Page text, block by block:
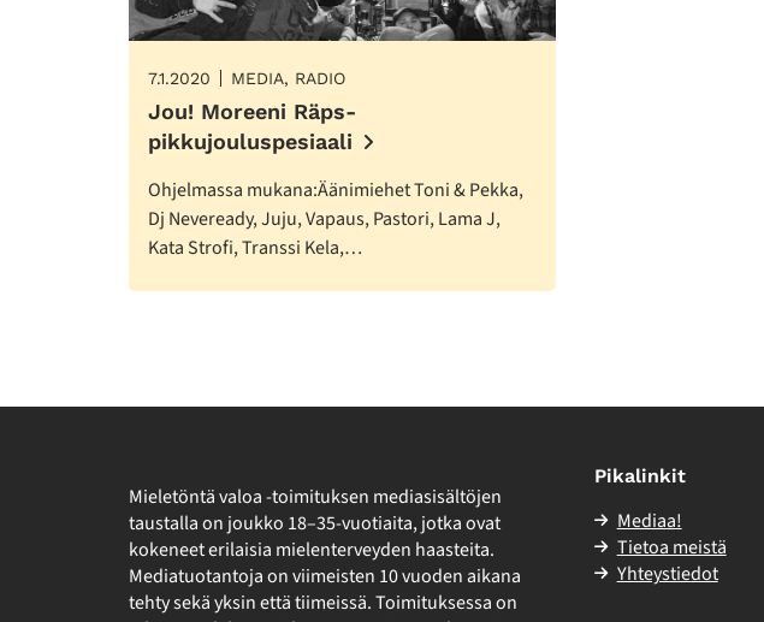
7.1.2020 MEDIA, RADIO
Jou! Moreeni Räps-
pikkujouluspesiaali
Ohjelmassa mukana:Äänimiehet Toni & Pekka,
Dj Neveready, Juju, Vapaus, Pastori, Lama J,
Kata Strofi, Transsi Kela,…
Mieletöntä valoa -toimituksen mediasisältöjen
taustalla on joukko 18–35-vuotiaita, jotka ovat
kokeneet erilaisia mielenterveyden haasteita.
Mediatuotantoja on viimeisten 10 vuoden aikana
tehty sekä yksin että tiimeissä. Toimituksessa on
Pikalinkit
Mediaa!
Tietoa meistä
Yhteystiedot